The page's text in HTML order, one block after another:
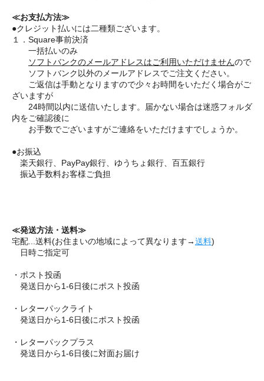
≪お支払方法≫
●クレジット払いには二種類ございます。
１．Square事前決済
一括払いのみ
ソフトバンクのメールアドレスはご利用いただけませんので
ソフトバンク以外のメールアドレスでご注文ください。
ご返信は手動となりますので少々お時間をいただく場合がご
ざいますが
24時間以内に送信いたします。届かない場合は迷惑フォルダ
内をご確認後に
お手数でございますがご連絡をいただけますでしょうか。
●お振込
楽天銀行、PayPay銀行、ゆうちょ銀行、百五銀行
振込手数料お客様ご負担
≪発送方法・送料≫
宅配...送料(お住まいの地域によって異なります→送料)
日時ご指定可
・ポスト投函
発送日から1-6日後にポスト投函
・レターパックライト
発送日から1-6日後にポスト投函
・レターパックプラス
発送日から1-6日後に対面お届け